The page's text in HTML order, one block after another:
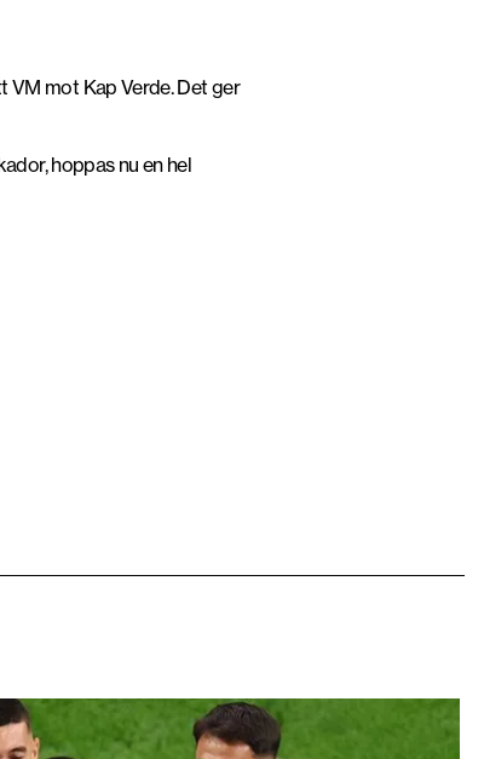
VM mot Kap Verde. Det ger
hoppas nu en hel